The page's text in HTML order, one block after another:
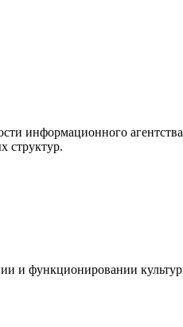
информационного
структур.
и функционировании